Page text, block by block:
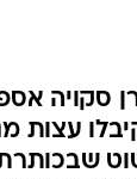
עצות